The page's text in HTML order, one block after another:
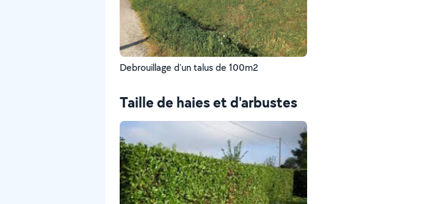
Debrouillage d'un talus de 100m2
Taille de haies et d'arbustes